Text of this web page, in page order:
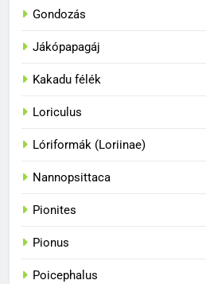
Gondozás
Jákópapagáj
Kakadu félék
Loriculus
Lóriformák (Loriinae)
Nannopsittaca
Pionites
Pionus
Poicephalus
33
A
fogságban